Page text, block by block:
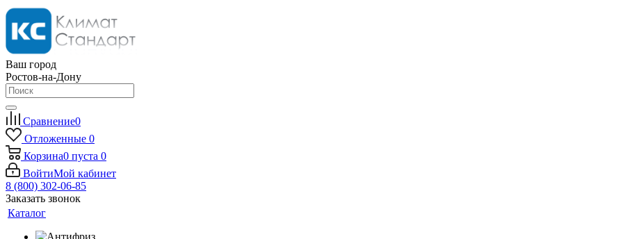
Ваш город
Ростов-на-Дону
Сравнение0
Отложенные 0
Корзина0 пуста 0
ВойтиМой кабинет
8 (800) 302-06-85
Заказать звонок
Каталог